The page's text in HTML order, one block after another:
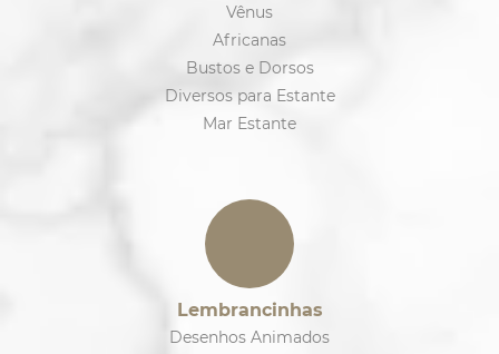
Vênus
Africanas
Bustos e Dorsos
Diversos para Estante
Mar Estante
Lembrancinhas
Desenhos Animados